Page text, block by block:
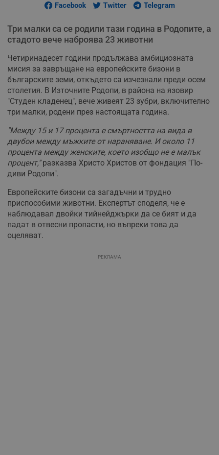
Facebook Twitter Telegram
Три малки са се родили тази година в Родопите, а
стадото вече наброява 23 животни
Четиринадесет години продължава амбициозната
мисия за завръщане на европейските бизони в
българските земи, откъдето са изчезнали преди осем
столетия. В Източните Родопи, в района на язовир
"Студен кладенец", вече живеят 23 зубри, включително
три малки, родени през настоящата година.
"Между 15 и 17 процента е смъртността на вида в
двубои между мъжките от нараняване. И около 11
процента между женските, което изобщо не е малък
процент,"разказва Христо Христов от фондация "По-
диви Родопи".
Европейските бизони са загадъчни и трудно
приспособими животни. Експертът споделя, че е
наблюдавал двойки тийнейджърки да се бият и да
падат в отвесни пропасти, но въпреки това да
оцеляват.
РЕКЛАМА